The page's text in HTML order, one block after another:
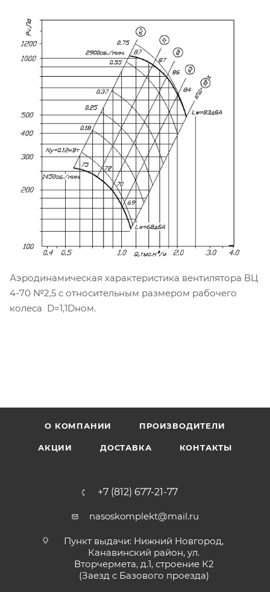
Аэродинамическая характеристика вентилятора ВЦ
4-70 №2,5 с относительным размером рабочего
колеса D=1,1Dном.
О КОМПАНИИ ПРОИЗВОДИТЕЛИ
АКЦИИ ДОСТАВКА КОНТАКТЫ
+7 (812) 677-21-77
nasoskomplekt@mail.ru
Пункт выдачи: Нижний Новгород,
Канавинский район, ул.
Вторчермета, д.1, строение К2
(Заезд с Базового проезда)